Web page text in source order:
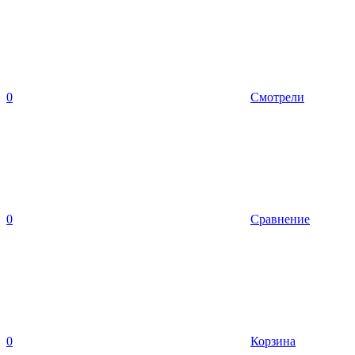
0 Смотрели
0 Сравнение
0 Корзина